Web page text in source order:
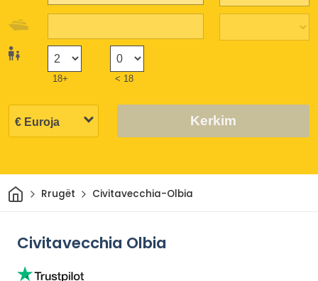
18+ < 18
Kerkim
ShtëpiRrugët Civitavecchia-Olbia
Civitavecchia Olbia